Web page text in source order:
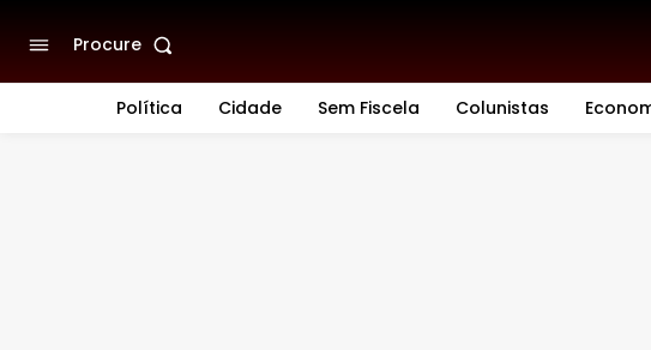
Procure
Política Cidade Sem Fiscela Colunistas